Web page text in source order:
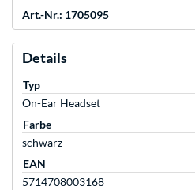
Art.-Nr.: 1705095
Details
Typ
On-Ear Headset
Farbe
schwarz
EAN
5714708003168